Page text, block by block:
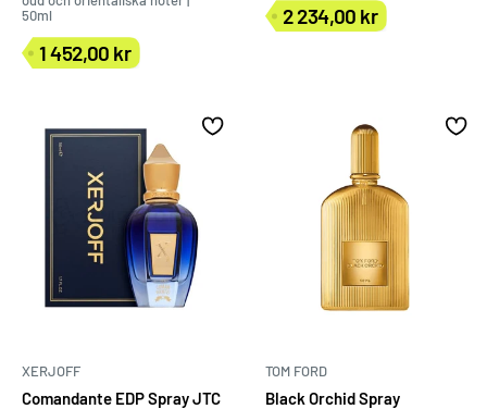
50ml
Försäljningspris
1 452,00 kr
Försäljningspris
2 234,00 kr
XERJOFF
Comandante EDP Spray JTC
TOM FORD
Black Orchid Spray